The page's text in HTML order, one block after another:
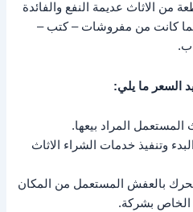
من الاثاث عديمة النفع والفائدة
كانت من مفروشات – كتب –
السعر ما يلي:
المستعمل المراد بيعها.
وتنفيذ خدمات الشراء الاثاث
بالعفش المستعمل من المكان
الخاص بشركة.